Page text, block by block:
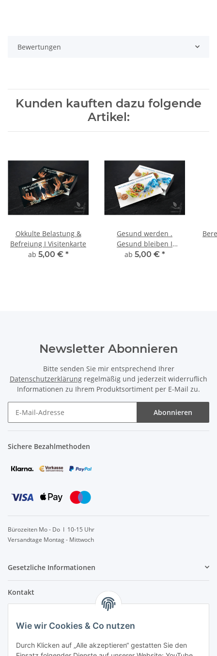
Bewertungen
Kunden kauften dazu folgende
Artikel:
Okkulte Belastung &
Befreiung I Visitenkarte
ab 5,00 € *
Gesund werden .
Gesund bleiben I
Visitenkarte
ab 5,00 € *
Newsletter Abonnieren
Bitte senden Sie mir entsprechend Ihrer
Datenschutzerklärung regelmäßig und jederzeit widerruflich
Informationen zu Ihrem Produktsortiment per E-Mail zu.
Abonnieren
Sichere Bezahlmethoden
Bürozeiten Mo - Do I 10-15 Uhr
Versandtage Montag - Mittwoch
Gesetzliche Informationen
Kontakt
0171-6477475
Lebensblatt
Wie wir Cookies & Co nutzen
Durch Klicken auf „Alle akzeptieren“ gestatten Sie den